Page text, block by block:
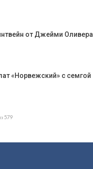
от Джейми Оливера
«Норвежский» с семгой
579